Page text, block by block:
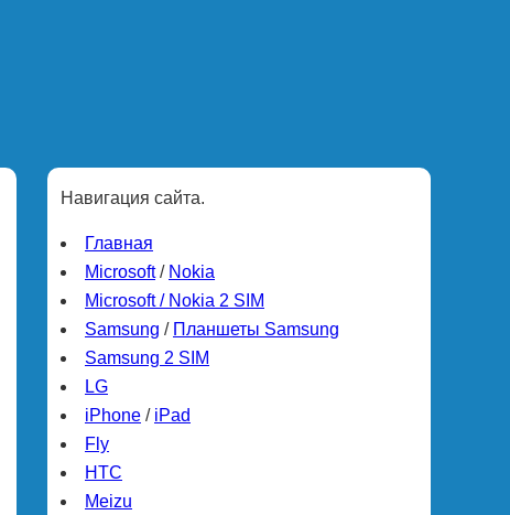
Навигация сайта.
Главная
Microsoft/ Nokia
Microsoft / Nokia 2 SIM
Samsung / Планшеты Samsung
Samsung 2 SIM
LG
iPhone / iPad
Fly
HTC
Meizu